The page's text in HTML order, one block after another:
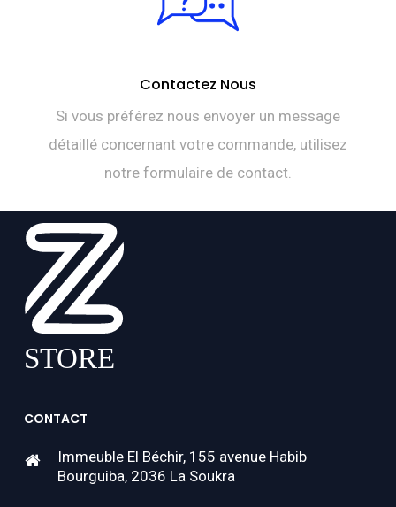
Contactez Nous
Si vous préférez nous envoyer un message
détaillé concernant votre commande, utilisez
notre formulaire de contact.
CONTACT
Immeuble El Béchir, 155 avenue Habib
Bourguiba, 2036 La Soukra